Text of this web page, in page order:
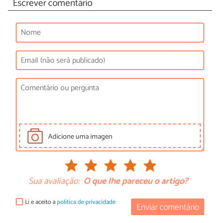
Adicione uma imagen
Sua avaliação: O que lhe pareceu o artigo?
Enviar comentário
Li e aceito apolítica de privacidade